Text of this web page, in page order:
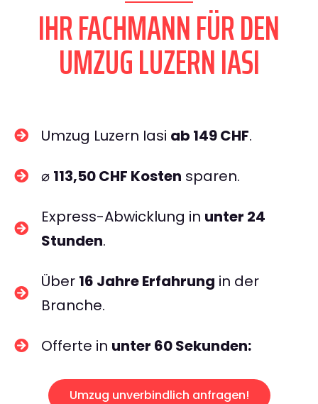
IHR FACHMANN FÜR DEN
UMZUG LUZERN IASI
Umzug Luzern Iasi ab 149 CHF.
⌀ 113,50 CHF Kosten sparen.
Express-Abwicklung in unter 24
Stunden.
Über 16 Jahre Erfahrung in der
Branche.
Offerte in unter 60 Sekunden:
Umzug unverbindlich anfragen!